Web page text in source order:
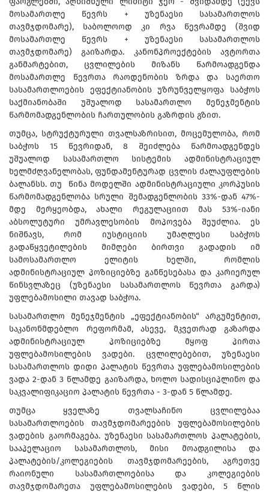
მოსამართლე წევრს + უზენაესი სასამართლოს
თავმჯდომარე), საბოლოოდ კი რვა წევრამდე (შვიდ
მოსამართლე წევრს + უზენაესი სასამართლოს
თავმჯდომარე) გაიზარდა. კანონპროექტების ავტორთა
განმარტებით, ცვლილების მიზანს წარმოადგენდა
მოსამართლე წევრთა რაოდენობის ზრდა და საერთო
სასამართლოების ეფექტიანობის უზრუნველყოფა საბჭოს
საქმიანობაში უშუალოდ სასამართლო მენეჯმენტის
წარმომადგენლობის ჩართულობის გაზრდის გზით.
თუმცა, სტრუქტურული თვალსაზრისით, მოცემულობა, რომ
საბჭოს 15 წევრიდან, 8 შეიძლება წარმოადგენდეს
უშუალოდ სასამართლო სისტემის ადმინისტრაციულ
ხელმძღვანელობას, ფუნდამენტურად ცვლის ძალაუფლების
ბალანსს. თუ წინა მოდელში ადმინისტრაციული კორპუსის
წარმომადგენლობა სრული შემადგენლობის 33%-დან 47%-
მდე მერყეობდა, ახალი რეგულაციით მას 53%-იანი
აბსოლუტური უმრავლესობის მოპოვება შეუძლია. ეს
ნიშნავს, რომ იუსტიციის უმაღლესი საბჭოს
გადაწყვეტილების მიმღები ბირთვი გადადის იმ
სამოსამართლო ელიტის ხელში, რომლის
ადმინისტრაციულ პოზიციებზე განწესებასა და კარიერულ
წინსვლაზეც (უზენაესი სასამართლოს წევრთა გარდა)
უფლებამოსილი თავად საბჭოა.
სასამართლო მენეჯმენტის „ეფექტიანობის“ არგუმენტით,
საკანონმდებლო რეფორმამ, ასევე, მკვეთრად გაზარდა
ადმინისტრაციულ პოზიციებზე მყოფ პირთა
უფლებამოსილების ვადები. ცვლილებებით, უზენაესი
სასამართლოს დიდი პალატის წევრთა უფლებამოსილების
ვადა 2-დან 3 წლამდე გაიზარდა, ხოლო სადისციპლინო და
საკვალიფიკაციო პალატის წევრთა - 3-დან 5 წლამდე.
თუმცა ყველაზე თვალსაჩინო ცვლილებაა
სასამართლოების თავმჯდომარეების უფლებამოსილების
ვადების გაორმაგება. უზენაესი სასამართლოს პალატების,
სააპელაციო სასამართლოს, მისი მოადგილისა და
პალატების/კოლეგიების თავმჯდომარეების, აგრეთვე
რაიონული სასამართლოებისა და კოლეგიების
თავმჯდომარეთა უფლებამოსილების ვადები, 5 წლის